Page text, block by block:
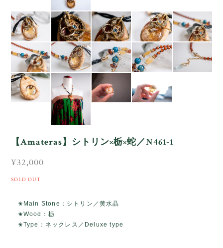
【Amateras】シトリン×栃×蛇／N461-1
¥32,000
SOLD OUT
✬Main Stone：シトリン／黄水晶
✬Wood：栃
✬Type：ネックレス／Deluxe type